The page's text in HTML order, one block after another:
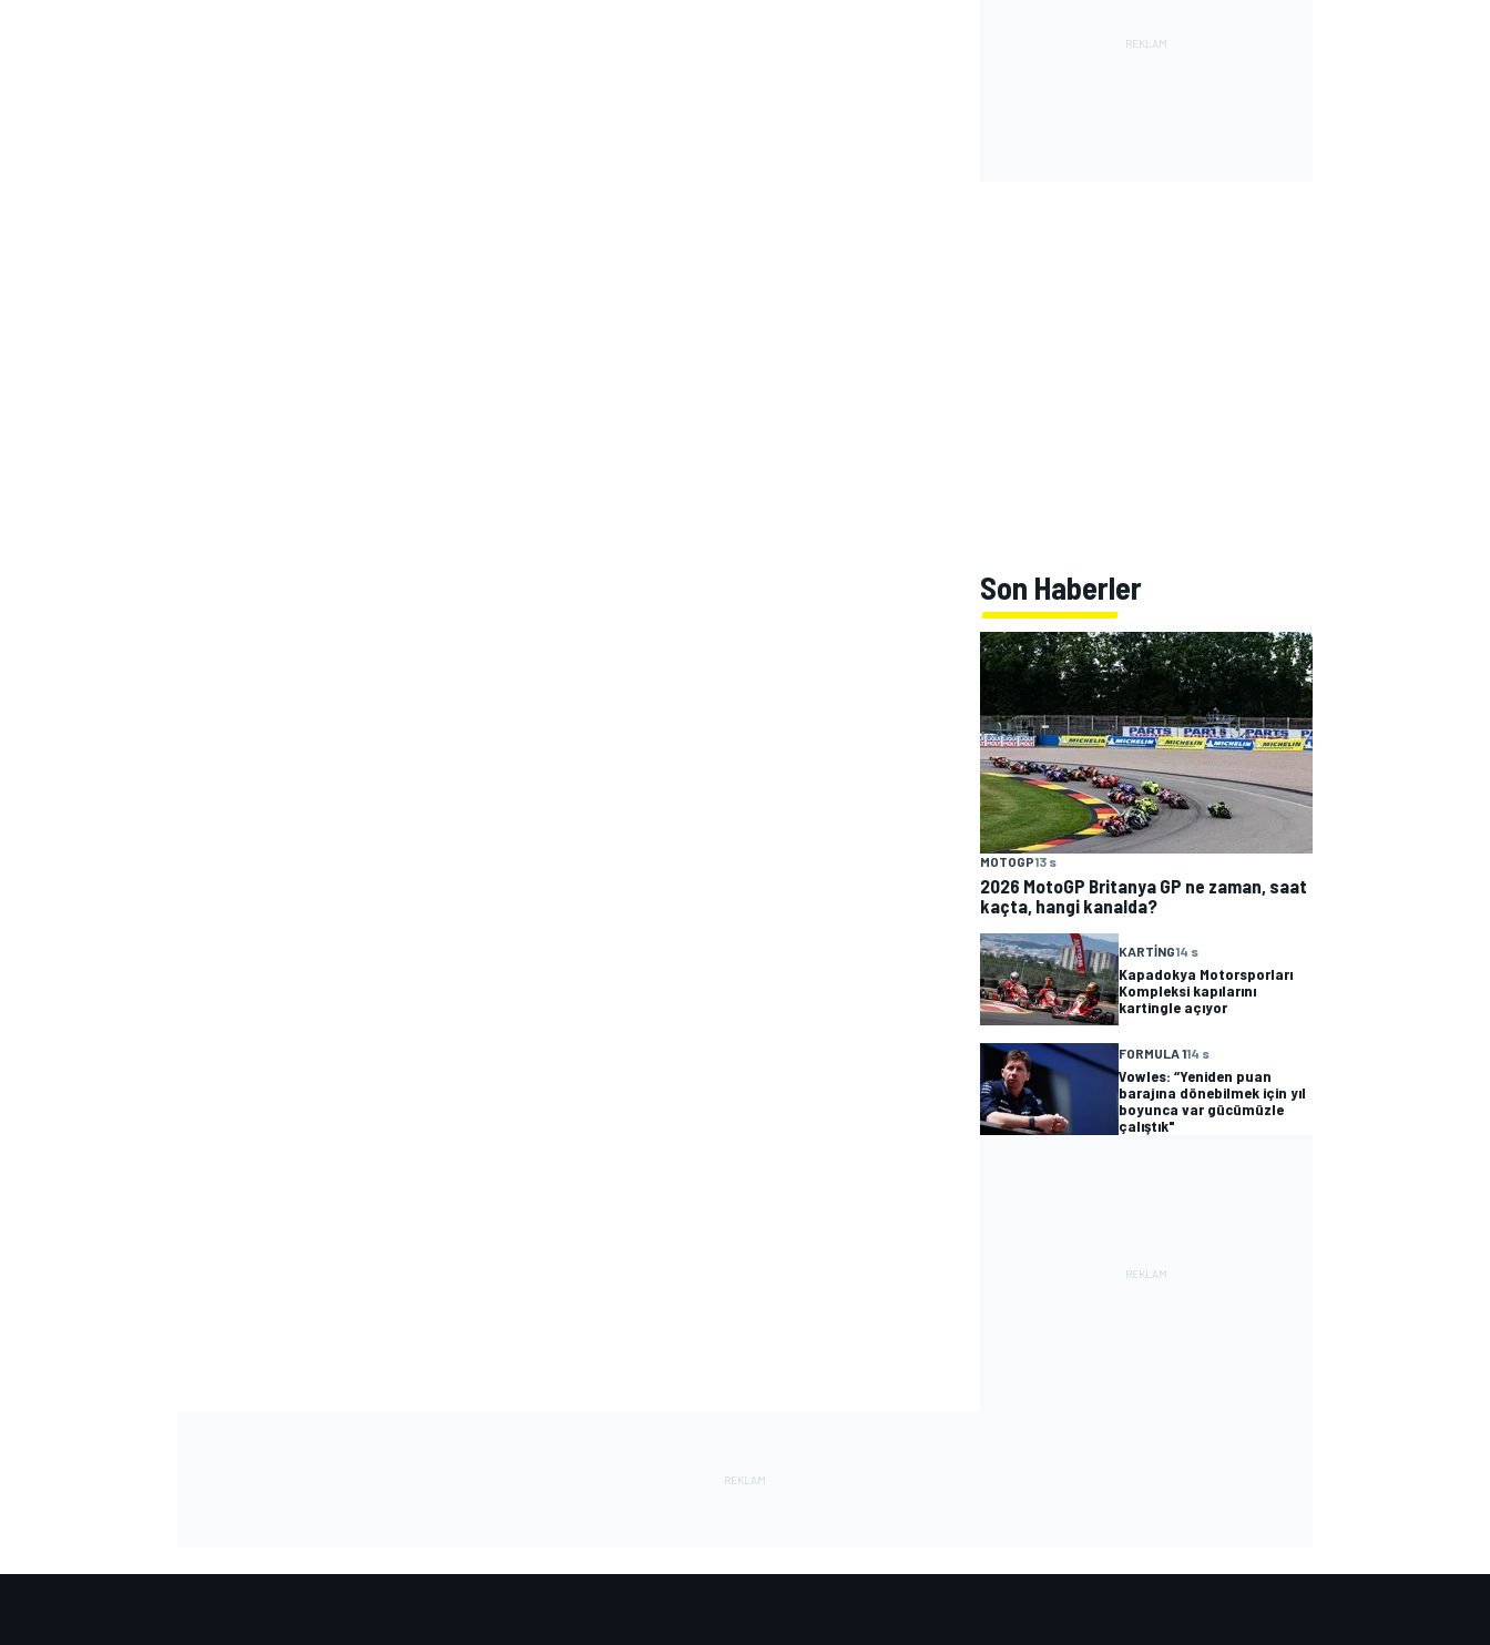
Son Haberler
MOTOGP13 s
2026 MotoGP Britanya GP ne zaman, saat
kaçta, hangi kanalda?
KARTING14 s
Kapadokya Motorsporları
Kompleksi kapılarını
kartingle açıyor
FORMULA 114 s
Vowles: “Yeniden puan
barajına dönebilmek için yıl
boyunca var gücümüzle
çalıştık"